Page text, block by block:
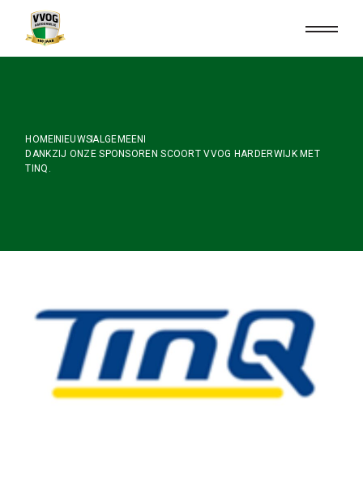
content
HOME NIEUWSALGEMEEN
DANKZIJ ONZE SPONSOREN SCOORT VVOG HARDERWIJK MET
TINQ.